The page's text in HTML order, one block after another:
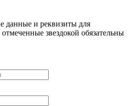
данные и реквизиты для
звездокой обязательны